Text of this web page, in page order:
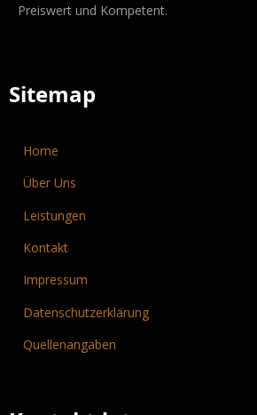
Preiswert und Kompetent.
Sitemap
Home
Über Uns
Leistungen
Kontakt
Impressum
Datenschutzerklärung
Quellenangaben